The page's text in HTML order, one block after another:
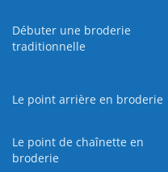
Débuter une broderie
traditionnelle
Le point arrière en broderie
Le point de chaînette en
broderie